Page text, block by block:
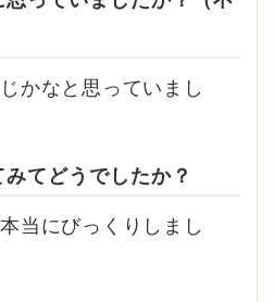
かなと思っていまし
てどうでしたか？
当にびっくりしまし